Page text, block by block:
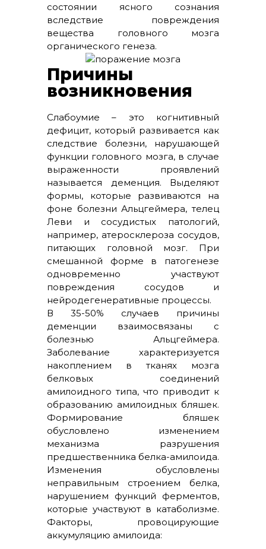
состоянии ясного сознания
вследствие повреждения
вещества головного мозга
органического генеза.
Причины
возникновения
Слабоумие – это когнитивный
дефицит, который развивается как
следствие болезни, нарушающей
функции головного мозга, в случае
выраженности проявлений
называется деменция. Выделяют
формы, которые развиваются на
фоне болезни Альцгеймера, телец
Леви и сосудистых патологий,
например, атеросклероза сосудов,
питающих головной мозг. При
смешанной форме в патогенезе
одновременно участвуют
повреждения сосудов и
нейродегенеративные процессы.
В 35-50% случаев причины
деменции взаимосвязаны с
болезнью Альцгеймера.
Заболевание характеризуется
накоплением в тканях мозга
белковых соединений
амилоидного типа, что приводит к
образованию амилоидных бляшек.
Формирование бляшек
обусловлено изменением
механизма разрушения
предшественника белка-амилоида.
Изменения обусловлены
неправильным строением белка,
нарушением функций ферментов,
которые участвуют в катаболизме.
Факторы, провоцирующие
аккумуляцию амилоида: